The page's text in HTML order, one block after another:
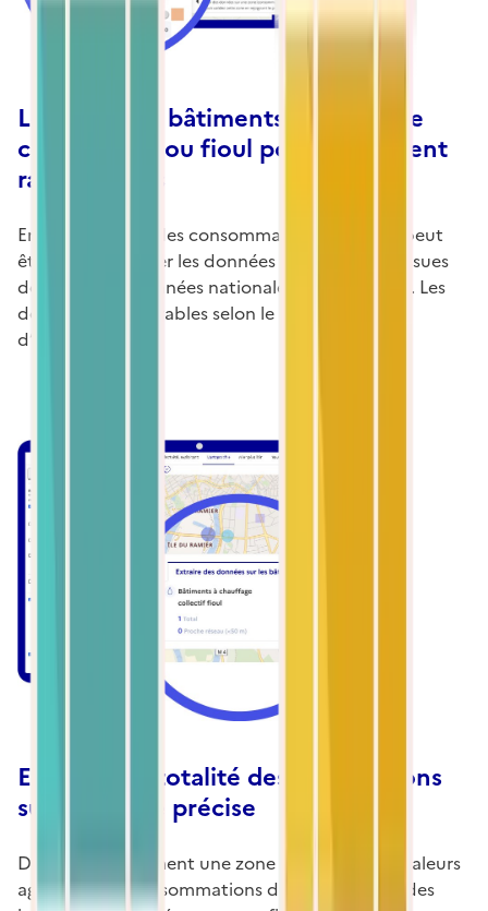
Localisez les bâtiments à chauffage
collectif gaz ou fioul potentiellement
raccordables
En complément des consommations de gaz, il peut
être utile d’étudier les données bâtimentaires issues
de la base de données nationale des bâtiments. Les
données sont filtrables selon le nombre de lots
d’habitation.
Exportez la totalité des informations
sur une zone précise
Définissez facilement une zone et obtenez les valeurs
agrégées des consommations de gaz, adresses des